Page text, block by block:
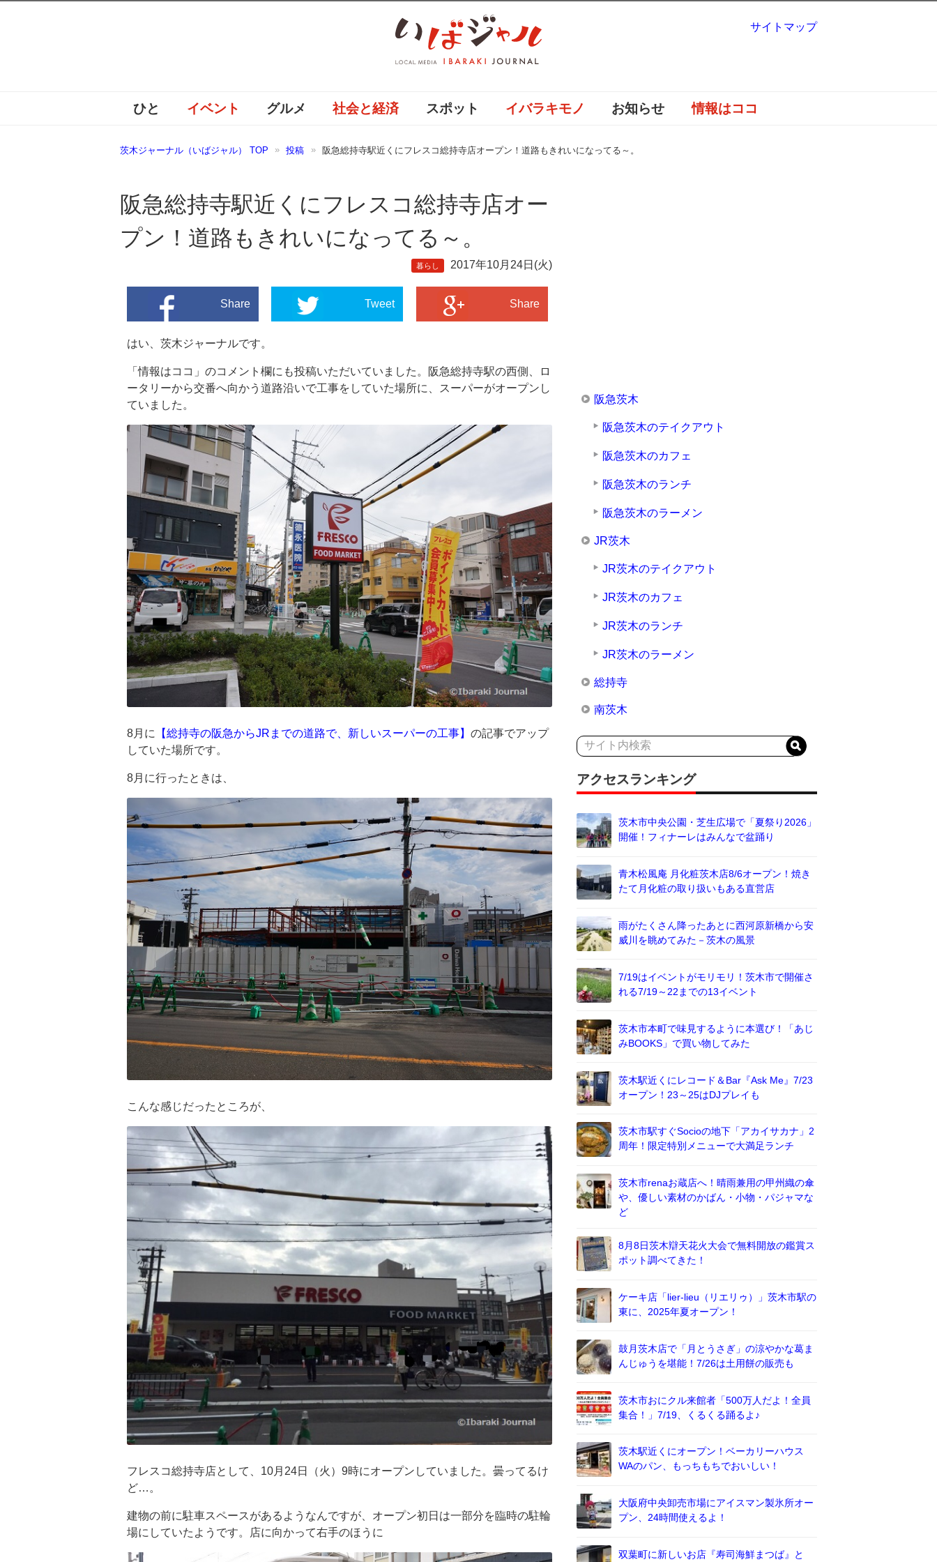
ひと イベント グルメ 社会と経済 スポット イバラキモノ お知らせ 情報はココ
茨木ジャーナル（いばジャル） TOP 投稿 阪急総持寺駅近くにフレスコ総持寺店オープン！道路もきれいになってる～。
阪急総持寺駅近くにフレスコ総持寺店オー
プン！道路もきれいになってる～。
暮らし 2017年10月24日(火)
Share Tweet Share
はい、茨木ジャーナルです。
「情報はココ」のコメント欄にも投稿いただいていました。阪急総持寺駅の西側、ロ
ータリーから交番へ向かう道路沿いで工事をしていた場所に、スーパーがオープンし
ていました。
8月に 【総持寺の阪急からJRまでの道路で、新しいスーパーの工事】 の記事でアップ
していた場所です。
8月に行ったときは、
こんな感じだったところが、
フレスコ総持寺店として、10月24日（火）9時にオープンしていました。曇ってるけ
ど…。
建物の前に駐車スペースがあるようなんですが、オープン初日は一部分を臨時の駐輪
場にしていたようです。店に向かって右手のほうに
阪急茨木
阪急茨木のテイクアウト
阪急茨木のカフェ
阪急茨木のランチ
阪急茨木のラーメン
JR茨木
JR茨木のテイクアウト
JR茨木のカフェ
JR茨木のランチ
JR茨木のラーメン
総持寺
南茨木
アクセスランキング
茨木市中央公園・芝生広場で「夏祭り2026」
開催！フィナーレはみんなで盆踊り
青木松風庵 月化粧茨木店8/6オープン！焼き
たて月化粧の取り扱いもある直営店
雨がたくさん降ったあとに西河原新橋から安
威川を眺めてみた－茨木の風景
7/19はイベントがモリモリ！茨木市で開催さ
れる7/19～22までの13イベント
茨木市本町で味見するように本選び！「あじ
みBOOKS」で買い物してみた
茨木駅近くにレコード＆Bar『Ask Me』7/23
オープン！23～25はDJプレイも
茨木市駅すぐSocioの地下「アカイサカナ」2
周年！限定特別メニューで大満足ランチ
茨木市renaお蔵店へ！晴雨兼用の甲州織の傘
や、優しい素材のかばん・小物・パジャマな
ど
8月8日茨木辯天花火大会で無料開放の鑑賞ス
ポット調べてきた！
ケーキ店「lier-lieu（リエリゥ）」茨木市駅の
東に、2025年夏オープン！
鼓月茨木店で「月とうさぎ」の涼やかな葛ま
んじゅうを堪能！7/26は土用餅の販売も
茨木市おにクル来館者「500万人だよ！全員
集合！」7/19、くるくる踊るよ♪
茨木駅近くにオープン！ベーカリーハウス
WAのパン、もっちもちでおいしい！
大阪府中央卸売市場にアイスマン製氷所オー
プン、24時間使えるよ！
双葉町に新しいお店『寿司海鮮まつば』と
サイトマップ